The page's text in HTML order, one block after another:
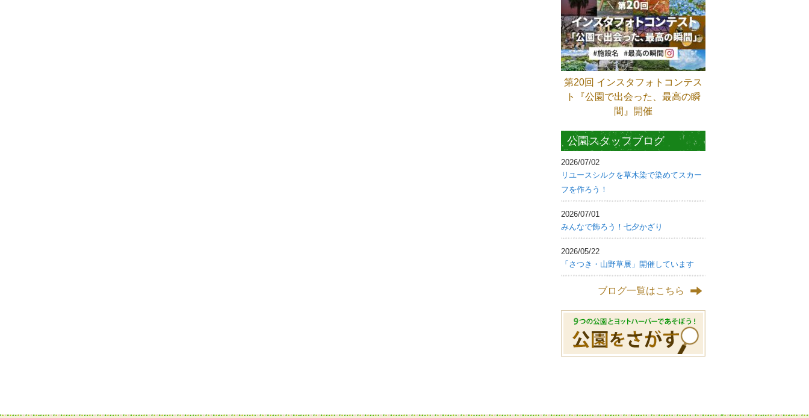
第20回 インスタフォトコンテス
ト『公園で出会った、最高の瞬
間』開催
公園スタッフブログ
2026/07/02
リユースシルクを草木染で染めてスカー
フを作ろう！
2026/07/01
みんなで飾ろう！七夕かざり
2026/05/22
「さつき・山野草展」開催しています
ブログ一覧はこちら